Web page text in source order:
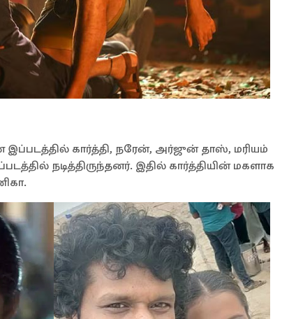
கார்த்தி, நரேன், அர்ஜுன் தாஸ், மரியம்
நடித்திருந்தனர். இதில் கார்த்தியின் மகளாக